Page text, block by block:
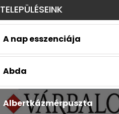
TELEPÜLÉSEINK
A nap esszenciája
Abda
Albertkázmérpuszta